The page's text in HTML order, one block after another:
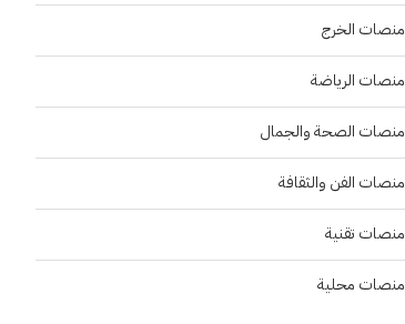
منصات الخرج
منصات الرياضة
منصات الصحة والجمال
منصات الفن والثقافة
منصات تقنية
منصات محلية